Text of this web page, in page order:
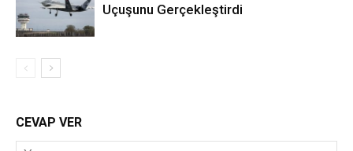
Uçuşunu Gerçekleştirdi
CEVAP VER